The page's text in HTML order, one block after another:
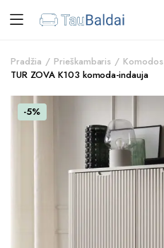
Pradžia Prieškambaris
Komodos
TUR ZOVA K103 komoda-indauja
-5%